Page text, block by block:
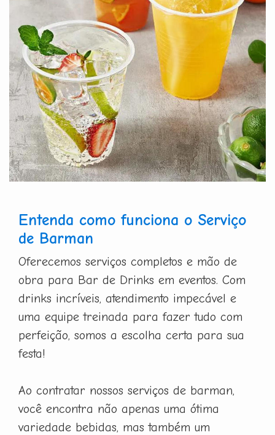
Entenda como funciona o Serviço
de Barman
Oferecemos serviços completos e mão de
obra para Bar de Drinks em eventos. Com
drinks incríveis, atendimento impecável e
uma equipe treinada para fazer tudo com
perfeição, somos a escolha certa para sua
festa!
Ao contratar nossos serviços de barman,
você encontra não apenas uma ótima
variedade bebidas, mas também um